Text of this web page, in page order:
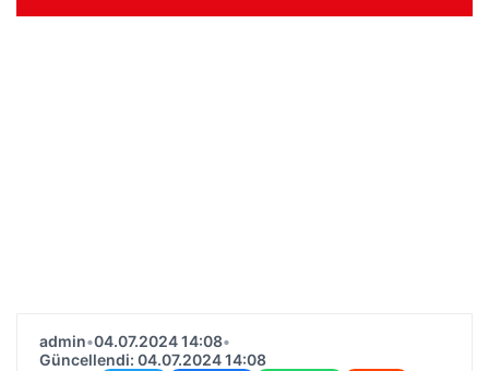
admin•04.07.2024 14:08•
Güncellendi: 04.07.2024 14:08